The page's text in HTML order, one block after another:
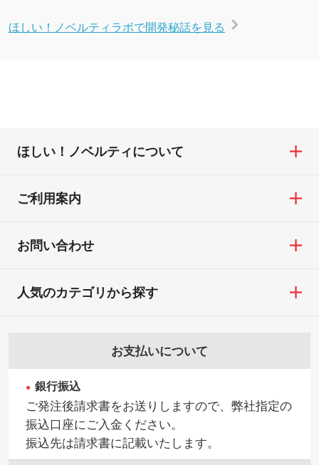
ほしい！ノベルティラボで開発秘話を見る
ほしい！ノベルティについて
ご利用案内
お問い合わせ
お支払いについて
銀行振込
ご発注後請求書をお送りしますので、弊社指定の
振込口座にご入金ください。
振込先は請求書に記載いたします。
人気のカテゴリから探す